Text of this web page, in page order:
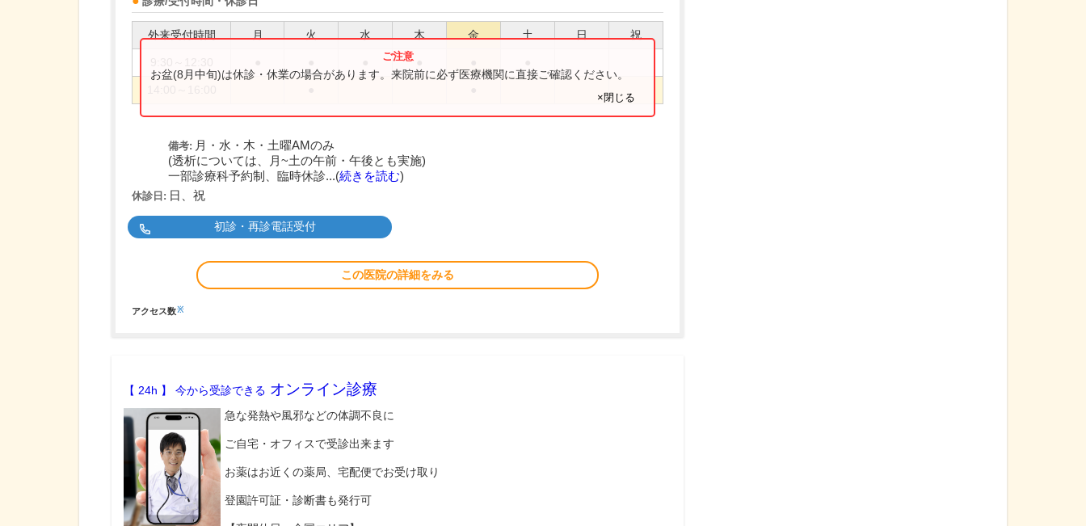
外来受付時間 月 火 水 木 金 土 日 祝
お盆(8月中旬)は休診・休業の場合があります。来院前に必ず医療機関に直接ご確認ください。
×閉じる
備考: 月・水・木・土曜AMのみ
(透析については、月~土の午前・午後とも実施)
一部診療科予約制、臨時休診...(続きを読む)
休診日: 日、祝
初診・再診電話受付
この医院の詳細をみる
アクセス数※
【 24h 】 今から受診できる オンライン診療
急な発熱や風邪などの体調不良に
ご自宅・オフィスで受診出来ます
お薬はお近くの薬局、宅配便でお受け取り
登園許可証・診断書も発行可